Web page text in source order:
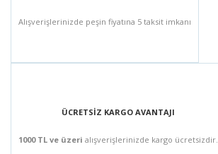
Alışverişlerinizde peşin fiyatına 5 taksit imkanı
ÜCRETSİZ KARGO AVANTAJI
1000 TL ve üzeri alışverişlerinizde kargo ücretsizdir.